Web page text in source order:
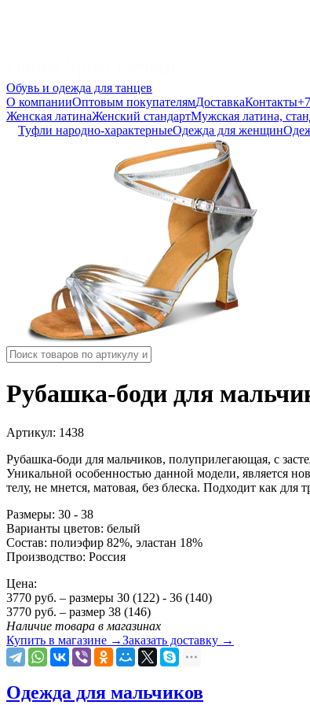
Обувь и одежда для танцев
О компанииОптовым покупателямДоставкаКонтакты
Женская латинаЖенский стандартМужская латина,
Туфли народно-характерныеОдежда для женщин
Рубашка-боди для
Артикул: 1438
Рубашка-боди для мальчиков, полуприлегающая, с
Уникальной особенностью данной модели, является
телу, не мнется, матовая, без блеска. Подходит как для
Размеры: 30 - 38
Варианты цветов: белый
Состав: полиэфир 82%, эластан 18%
Производство: Россия
Цена:
3770 руб. – размеры 30 (122) - 36 (140)
3770 руб. – размер 38 (146)
Наличие товара в магазинах
Купить в магазине →Заказать доставку →
Одежда для мальчиков